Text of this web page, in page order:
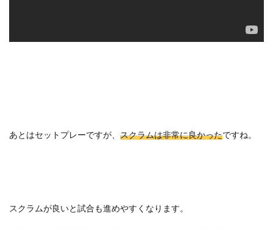
あとはセットプレーですが、 スクラムは非常に良かったですね。
スクラムが良いと試合も進めやすくなります。